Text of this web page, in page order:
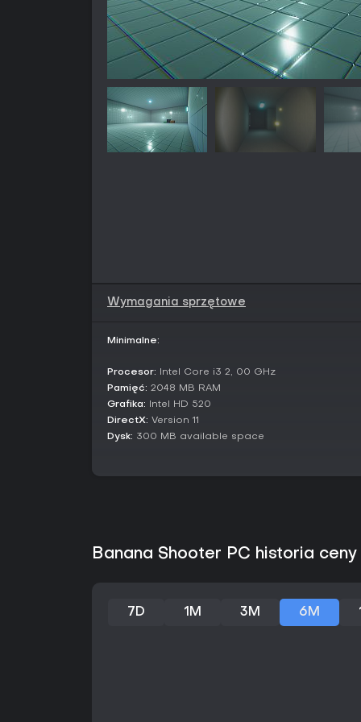
Wymagania sprzętowe
Minimalne:
Procesor: Intel Core i3 2, 00 GHz
Pamięć: 2048 MB RAM
Grafika: Intel HD 520
DirectX: Version 11
Dysk: 300 MB available space
Banana Shooter PC historia ceny
7D 1M 3M 6M